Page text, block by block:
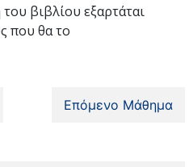
βιβλίου εξαρτάται
που θα το
Επόμενο Μάθημα